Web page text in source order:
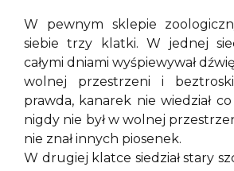
W pewnym sklepie
siebie trzy klatki. W jednej
całymi dniami wyśpiewywał
wolnej przestrzeni i
prawda, kanarek nie wiedział
nigdy nie był w wolnej
nie znał innych piosenek.
W drugiej klatce siedział stary